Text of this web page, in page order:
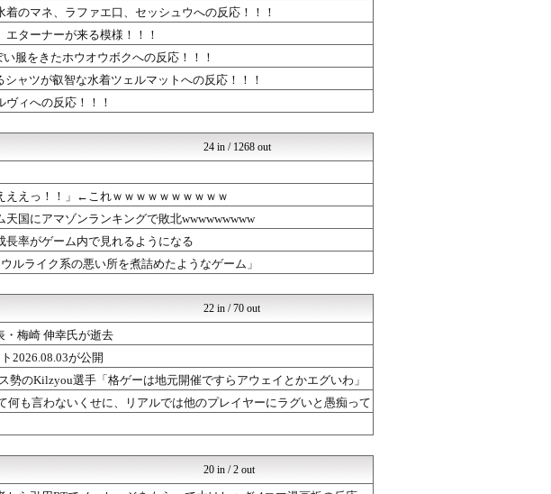
いの？
ゆるゲーマー遅報
ち回りを巡る議論
【モンハンワイルズ】モンス...
ー消費を巡る評価
ドラゴンクエストウォークま...
ミリシタまとめ雑談
ウマ娘うまぴょい速報
ゲーハーの窓
なってしまう
ウマ娘うまぴょい速報
い
ゲーハーの窓
ミリシタまとめ雑談
ないな Sw...
PC ゲームの気になるもの
ウマ娘うまぴょい速報
ミリシタまとめ雑談
けおけお速報
プ2装備に様々な...
ドラゴンクエストウォークま...
破壊とワンパン戦...
ウンの性能評価
試行回数と有利不...
ポケチャン攻略まとめ速報｜...
if以来だな
ルフレch. - ファイア...
チャーハン＋α...
ミリシタまとめ雑談
技・オオニューラ...
ポケチャン攻略まとめ速報｜...
を呼びかけて...
PC ゲームの気になるもの
ゲー...
けおけお速報
のマネ、ラファエ口、セッシュウへの反応！！！
エターナーが来る模様！！！
服をきたホウオウボクへの反応！！！
ャツが叡智な水着ツェルマットへの反応！！！
ヴィへの反応！！！
24 in / 1268 out
ええっ！！」←これｗｗｗｗｗｗｗｗｗｗ
国にアマゾンランキングで敗北wwwwwwwww
長率がゲーム内で見れるようになる
ルライク系の悪い所を煮詰めたようなゲーム」
22 in / 70 out
・梅崎 伸幸氏が逝去
2026.08.03が公開
のKilzyou選手「格ゲーは地元開催ですらアウェイとかエグいわ」
も言わないくせに、リアルでは他のプレイヤーにラグいと愚痴って
け。」
20 in / 2 out